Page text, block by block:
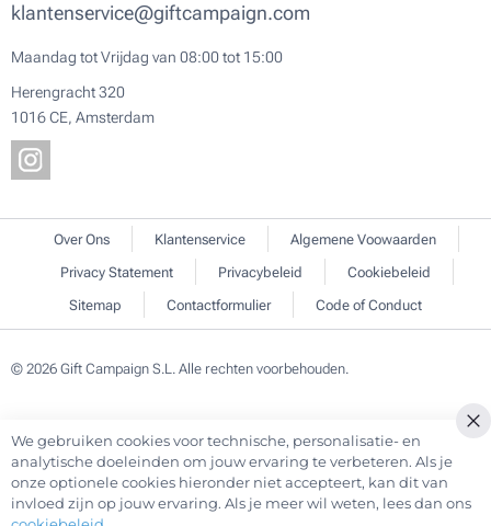
klantenservice@giftcampaign.com
Maandag tot Vrijdag van 08:00 tot 15:00
Herengracht 320
1016 CE, Amsterdam
Over Ons Klantenservice
Algemene Voowaarden
Privacy Statement
Privacybeleid
Cookiebeleid
Sitemap
Contactformulier Code of Conduct
© 2026 Gift Campaign S.L. Alle rechten voorbehouden.
We gebruiken cookies voor technische, personalisatie- en
analytische doeleinden om jouw ervaring te verbeteren. Als je
onze optionele cookies hieronder niet accepteert, kan dit van
invloed zijn op jouw ervaring. Als je meer wil weten, lees dan ons